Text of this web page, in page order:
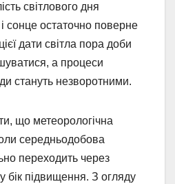
світлового дня
і сонце остаточно поверне
дати світла пора доби
а процеси
стануть незворотними.
що метеорологічна
середньодобова
переходить через
бік підвищення. З огляду